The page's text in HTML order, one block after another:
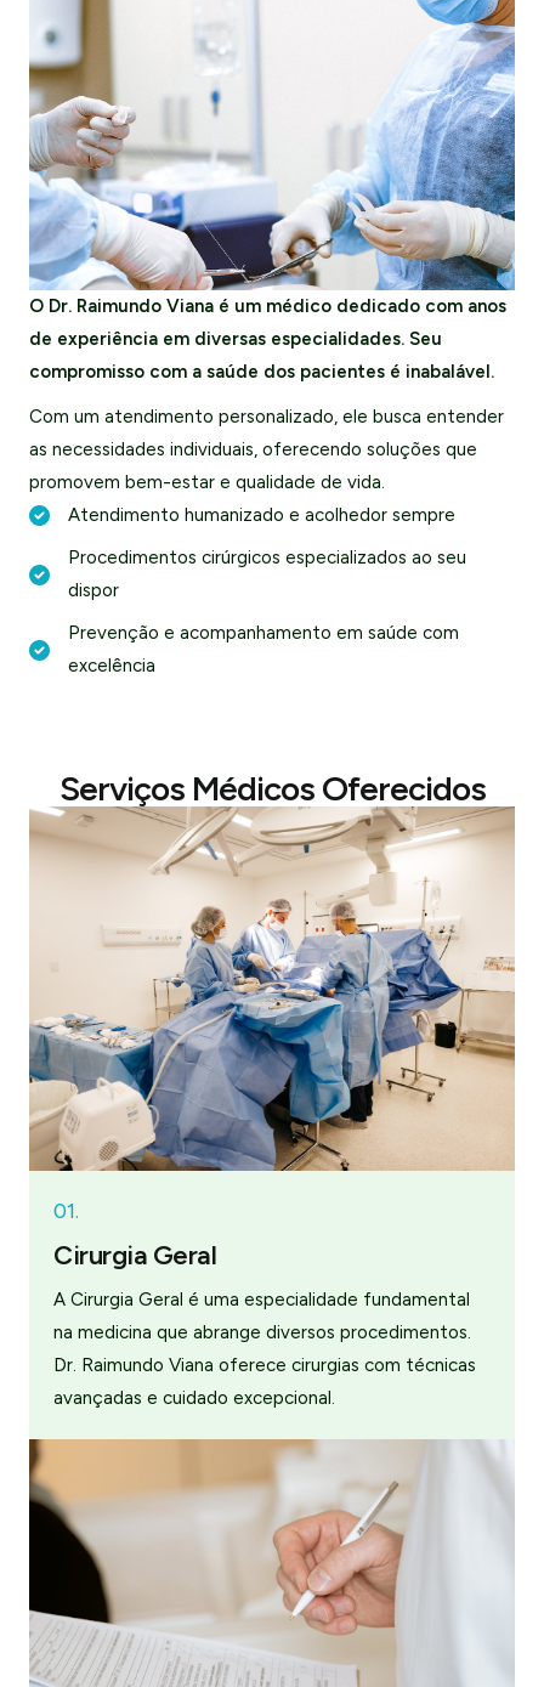
O Dr. Raimundo Viana é um médico dedicado com anos
de experiência em diversas especialidades. Seu
compromisso com a saúde dos pacientes é inabalável.
Com um atendimento personalizado, ele busca entender
as necessidades individuais, oferecendo soluções que
promovem bem-estar e qualidade de vida.
Atendimento humanizado e acolhedor sempre
Procedimentos cirúrgicos especializados ao seu
dispor
Prevenção e acompanhamento em saúde com
excelência
Serviços Médicos Oferecidos
01.
Cirurgia Geral
A Cirurgia Geral é uma especialidade fundamental
na medicina que abrange diversos procedimentos.
Dr. Raimundo Viana oferece cirurgias com técnicas
avançadas e cuidado excepcional.